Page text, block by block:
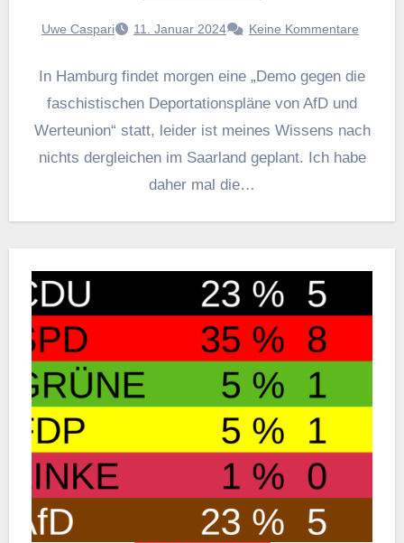
Uwe Caspari 11. Januar 2024 Keine Kommentare
In Hamburg findet morgen eine „Demo gegen die
faschistischen Deportationspläne von AfD und
Werteunion“ statt, leider ist meines Wissens nach
nichts dergleichen im Saarland geplant. Ich habe
daher mal die…